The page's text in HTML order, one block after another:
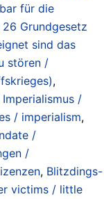
für die
Grundgesetz
sind das
stören /
,
/
/ imperialism,
/
/
, Blitzdings-
victims / little